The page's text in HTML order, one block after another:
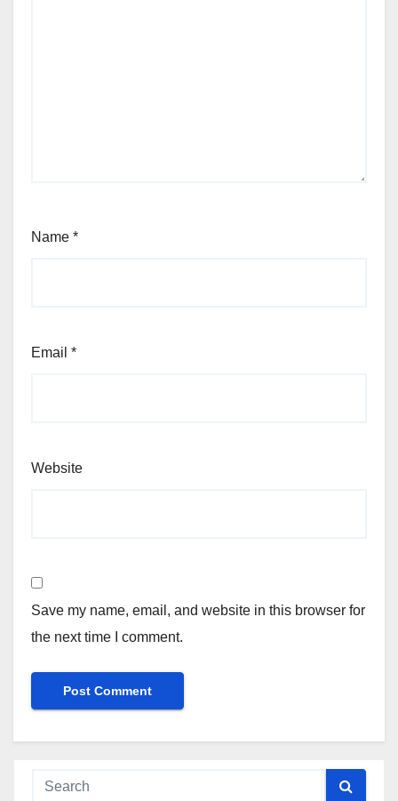
Name *
Email *
Website
Save my name, email, and website in this browser for
the next time I comment.